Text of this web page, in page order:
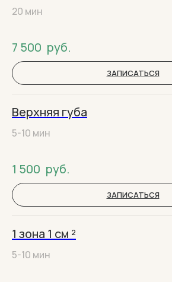
20 мин
7 500 руб.
ЗАПИСАТЬСЯ
Верхняя губа
5-10 мин
1 500 руб.
ЗАПИСАТЬСЯ
1 зона 1 см ²
5-10 мин